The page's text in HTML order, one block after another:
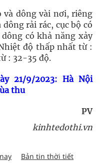
và dông vài nơi, riêng
rải rác, cục bộ có
có khả năng xảy
độ thấp nhất từ :
: 32-35 độ.
21/9/2023: Hà Nội
thu
PV
kinhtedothi.vn
Bản tin thời tiết